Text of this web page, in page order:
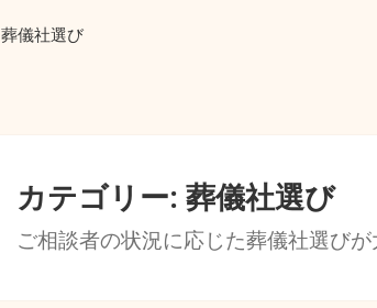
葬儀社選び
カテゴリー:葬儀社選び
ご相談者の状況に応じた葬儀社選びが